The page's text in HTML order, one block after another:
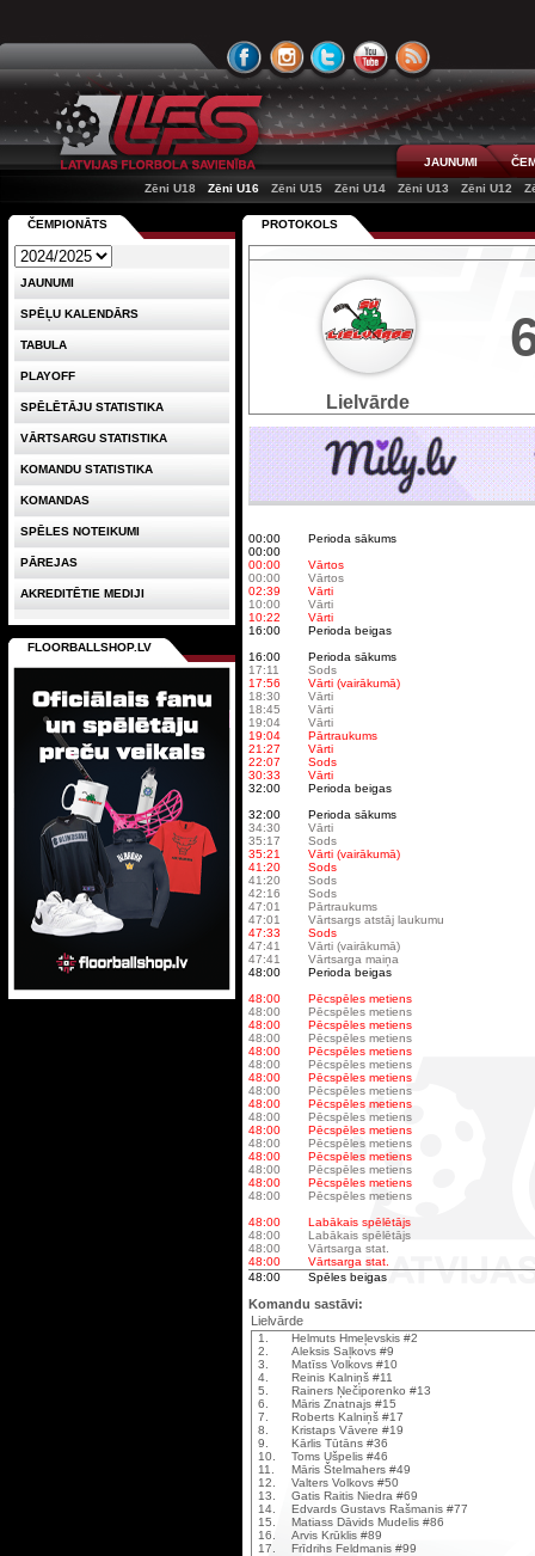
JAUNUMI
Zēni U18
Zēni U16 Zēni U15 Zēni U14 Zēni U13 Zēni U12
PROTOKOLS
Lielvārde
00:00
Perioda sākums
00:00
00:00
Vārtos
00:00
Vārtos
02:39
Vārti
10:00
Vārti
10:22
Vārti
16:00
Perioda beigas
16:00
Perioda sākums
17:11
Sods
17:56
Vārti (vairākumā)
18:30
Vārti
18:45
Vārti
19:04
Vārti
19:04
Pārtraukums
21:27
Vārti
22:07
Sods
30:33
Vārti
32:00
Perioda beigas
32:00
Perioda sākums
34:30
Vārti
35:17
Sods
35:21
Vārti (vairākumā)
41:20
Sods
41:20
Sods
42:16
Sods
47:01
Pārtraukums
47:01
Vārtsargs atstāj laukumu
47:33
Sods
47:41
Vārti (vairākumā)
47:41
Vārtsarga maiņa
48:00
Perioda beigas
48:00
Pēcspēles metiens
48:00
Pēcspēles metiens
48:00
Pēcspēles metiens
48:00
Pēcspēles metiens
48:00
Pēcspēles metiens
48:00
Pēcspēles metiens
48:00
Pēcspēles metiens
48:00
Pēcspēles metiens
48:00
Pēcspēles metiens
48:00
Pēcspēles metiens
48:00
Pēcspēles metiens
48:00
Pēcspēles metiens
48:00
Pēcspēles metiens
48:00
Pēcspēles metiens
48:00
Pēcspēles metiens
48:00
Pēcspēles metiens
48:00
Labākais spēlētājs
48:00
Labākais spēlētājs
48:00
Vārtsarga stat.
48:00
Vārtsarga stat.
48:00
Spēles beigas
Komandu sastāvi:
Lielvārde
1.
Helmuts Hmeļevskis #2
2.
Aleksis Saļkovs #9
3.
Matīss Volkovs #10
4.
Reinis Kalniņš #11
5.
Rainers Ņečiporenko #13
6.
Māris Znatnajs #15
7.
Roberts Kalniņš #17
8.
Kristaps Vāvere #19
9.
Kārlis Tūtāns #36
10.
Toms Ušpelis #46
11.
Māris Štelmahers #49
12.
Valters Volkovs #50
13.
Gatis Raitis Niedra #69
14.
Edvards Gustavs Rašmanis #77
15.
Matiass Dāvids Mudelis #86
16.
Arvis Krūklis #89
17.
Frīdrihs Feldmanis #99
ČEMPIONĀTS
JAUNUMI
SPĒĻU KALENDĀRS
TABULA
PLAYOFF
SPĒLĒTĀJU STATISTIKA
VĀRTSARGU STATISTIKA
KOMANDU STATISTIKA
KOMANDAS
SPĒLES NOTEIKUMI
PĀREJAS
AKREDITĒTIE MEDIJI
FLOORBALLSHOP.LV